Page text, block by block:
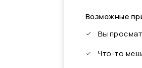
Возможные
Вы
Что-то